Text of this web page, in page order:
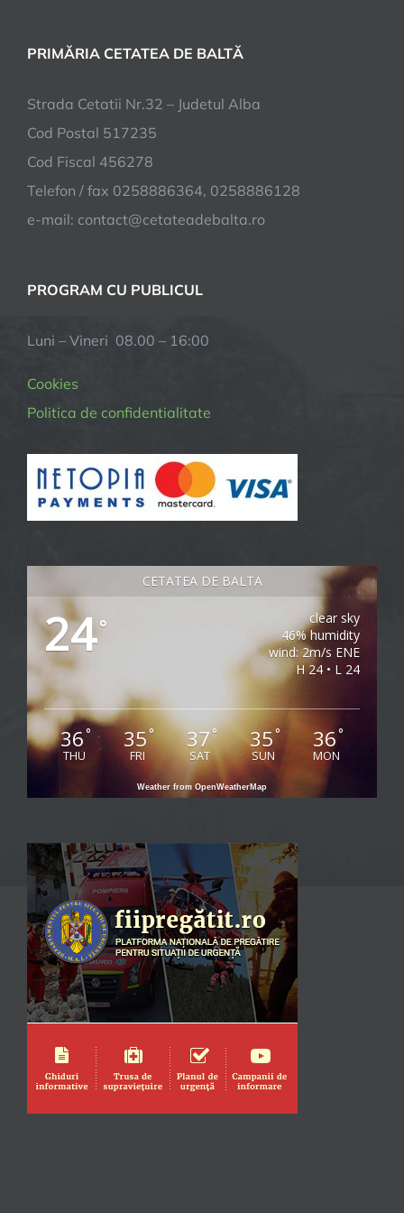
PRIMĂRIA CETATEA DE BALTĂ
Strada Cetatii Nr.32 – Judetul Alba
Cod Postal 517235
Cod Fiscal 456278
Telefon / fax 0258886364, 0258886128
e-mail: contact@cetateadebalta.ro
PROGRAM CU PUBLICUL
Luni – Vineri 08.00 – 16:00
Cookies
Politica de confidentialitate
CETATEA DE BALTA
24°
clear sky
46% humidity
wind: 2m/s ENE
H 24 • L 24
36°
THU
35°
FRI
37°
SAT
35°
SUN
36°
MON
Weather from OpenWeatherMap